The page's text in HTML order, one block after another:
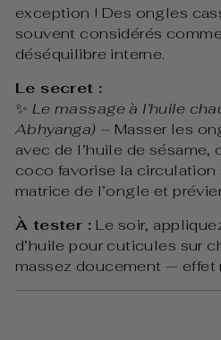
exception ! Des ongles
souvent considérés
déséquilibre interne.
Le secret :
✨ Le massage à l’huile
Abhyanga) – Masser les
avec de l’huile de sésame,
coco favorise la circulation
matrice de l’ongle et
À tester : Le soir,
d’huile pour cuticules sur
massez doucement — effet